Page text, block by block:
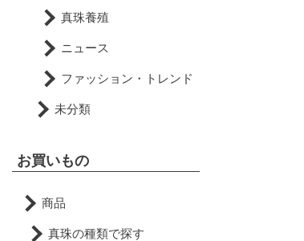
真珠養殖
ニュース
ファッション・トレンド
未分類
お買いもの
商品
真珠の種類で探す